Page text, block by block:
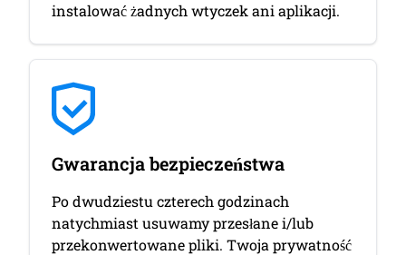
instalować żadnych wtyczek ani aplikacji.
Gwarancja bezpieczeństwa
Po dwudziestu czterech godzinach
natychmiast usuwamy przesłane i/lub
przekonwertowane pliki. Twoja prywatność